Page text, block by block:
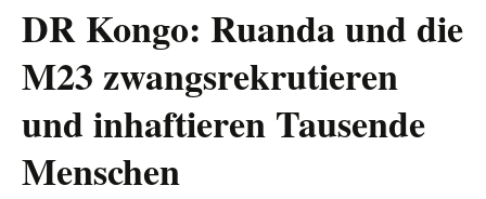
DR Kongo: Ruanda und die
M23 zwangsrekrutieren
und inhaftieren Tausende
Menschen